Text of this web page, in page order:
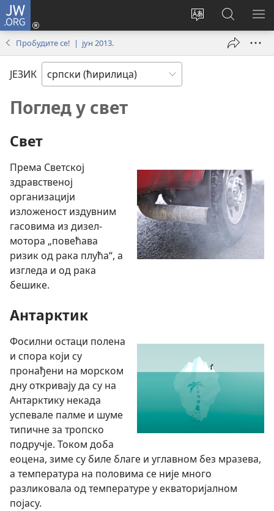
JW.ORG
Промени
Пријава
(отвара
Претрага
сајта
JW.ORG
Пробудите се! | јун 2013.
ЈЕЗИК
Поглед у свет
Свет
Према Светској
здравственој
организацији
изложеност издувним
гасовима из дизел-
мотора „повећава
ризик од рака плућа“, а
изгледа и од рака
бешике.
Антарктик
Фосилни остаци полена
и спора који су
пронађени на морском
дну откривају да су на
Антарктику некада
успевале палме и шуме
типичне за тропско
подручје. Током доба
еоцена, зиме су биле благе и углавном без мразева,
а температура на половима се није много
разликовала од температуре у екваторијалном
појасу.